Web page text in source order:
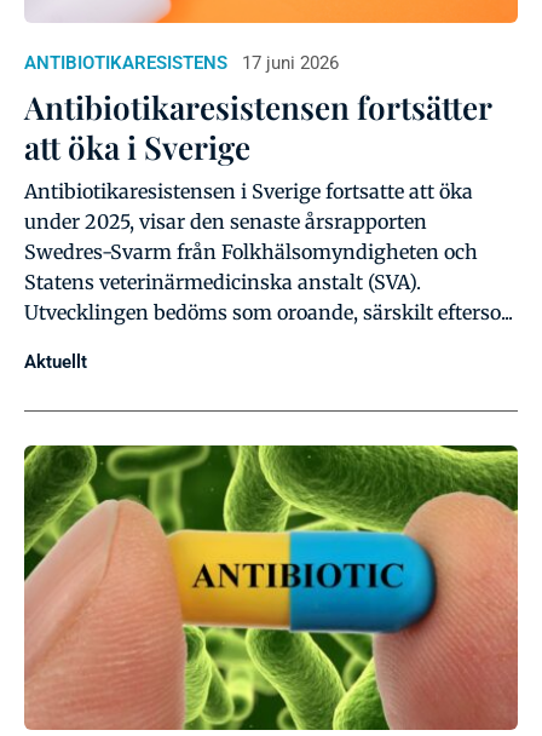
ANTIBIOTIKARESISTENS 17 juni 2026
Antibiotikaresistensen fortsätter
att öka i Sverige
Antibiotikaresistensen i Sverige fortsatte att öka
under 2025, visar den senaste årsrapporten
Swedres-Svarm från Folkhälsomyndigheten och
Statens veterinärmedicinska anstalt (SVA).
Utvecklingen bedöms som oroande, särskilt efterso...
Aktuellt